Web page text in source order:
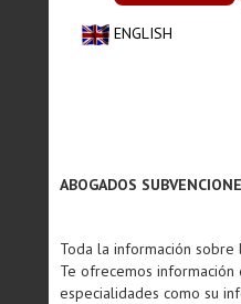
ENGLISH
ABOGADOS
Toda la información sobre
Te ofrecemos
especialidades como su